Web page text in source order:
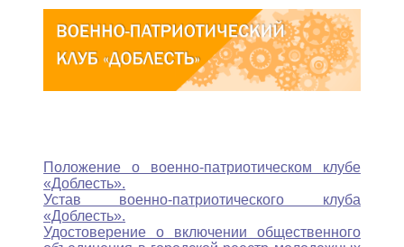
Положение о военно-патриотическом клубе
«Доблесть».
Устав военно-патриотического клуба
«Доблесть».
Удостоверение о включении общественного